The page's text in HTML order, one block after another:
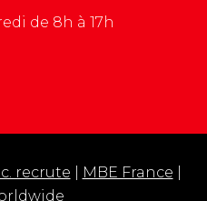
de 8h à 17h
recrute MBE France